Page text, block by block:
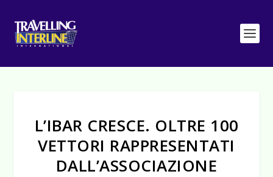
L’IBAR CRESCE. OLTRE 100
VETTORI RAPPRESENTATI
DALL’ASSOCIAZIONE